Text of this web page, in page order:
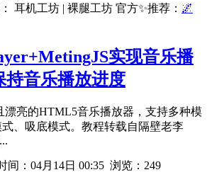
耳机工坊 | 裸腿工坊 官方✨推荐： 🌌
实现音乐播
持音乐播放进度
漂亮的HTML5音乐播放器，支持多种模
、吸底模式。教程转载自隔壁老李
间： 04月14日 00:35 浏览：249